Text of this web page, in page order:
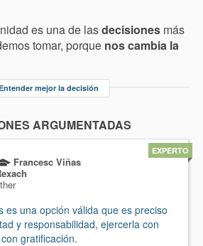
es una de lasdecisiones más
tomar, porque nos cambia la
mejor la decisión
ARGUMENTADAS
Francesc Viñas
es una opción válida que es preciso
y responsabilidad, ejercerla con
gratificación.
EXPERTO